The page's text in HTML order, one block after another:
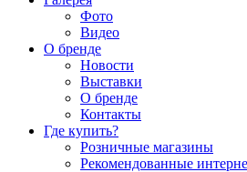
Фото
Видео
О бренде
Новости
Выставки
О бренде
Контакты
Где купить?
Розничные магазины
Рекомендованные